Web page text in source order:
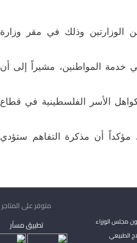
الوزارتين وذلك في مقر وزارة
خدمة المواطنين، مشيراً إلى أن
الأسر الفلسطينية في قطاع
مؤكداً أن مذكرة التفاهم ستؤدي
مجلس الوزراء
الطبيعي
متوفر على المتاجر
تطبيق مساْر